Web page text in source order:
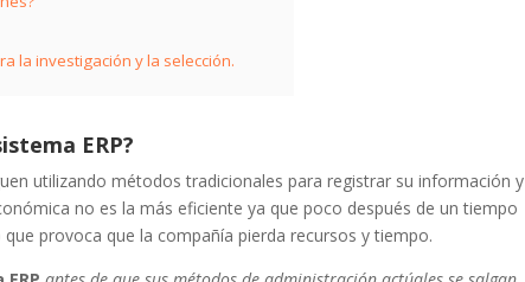
la investigación y la selección.
ERP?
utilizando métodos tradicionales para registrar su información y
no es la más eficiente ya que poco después de un tiempo
provoca que la compañía pierda recursos y tiempo.